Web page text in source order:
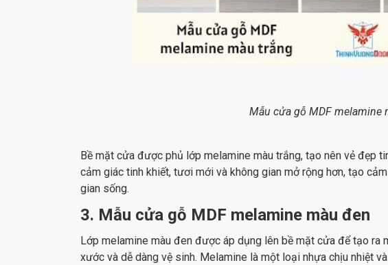
Mẫu cửa gỗ MDF melamine
Bề mặt cửa được phủ lớp melamine màu trắng, tạo nên vẻ đẹp
cảm giác tinh khiết, tươi mới và không gian mở rộng hơn, tạo
gian sống.
3. Mẫu cửa gỗ MDF melamine màu đen
Lớp melamine màu đen được áp dụng lên bề mặt cửa để tạo ra
xước và dễ dàng vệ sinh. Melamine là một loại nhựa chịu nhiệt